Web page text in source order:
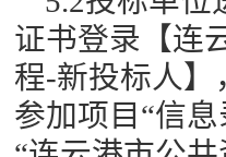
证书登录【连
程-新投标人】
参加项目“信